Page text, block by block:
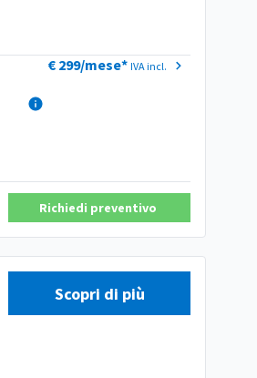
€ 299/mese* IVA incl.
Richiedi preventivo
Scopri di più